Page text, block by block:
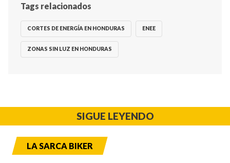
Tags relacionados
CORTES DE ENERGÍA EN HONDURAS ENEE
ZONAS SIN LUZ EN HONDURAS
SIGUE LEYENDO
LA SARCA BIKER